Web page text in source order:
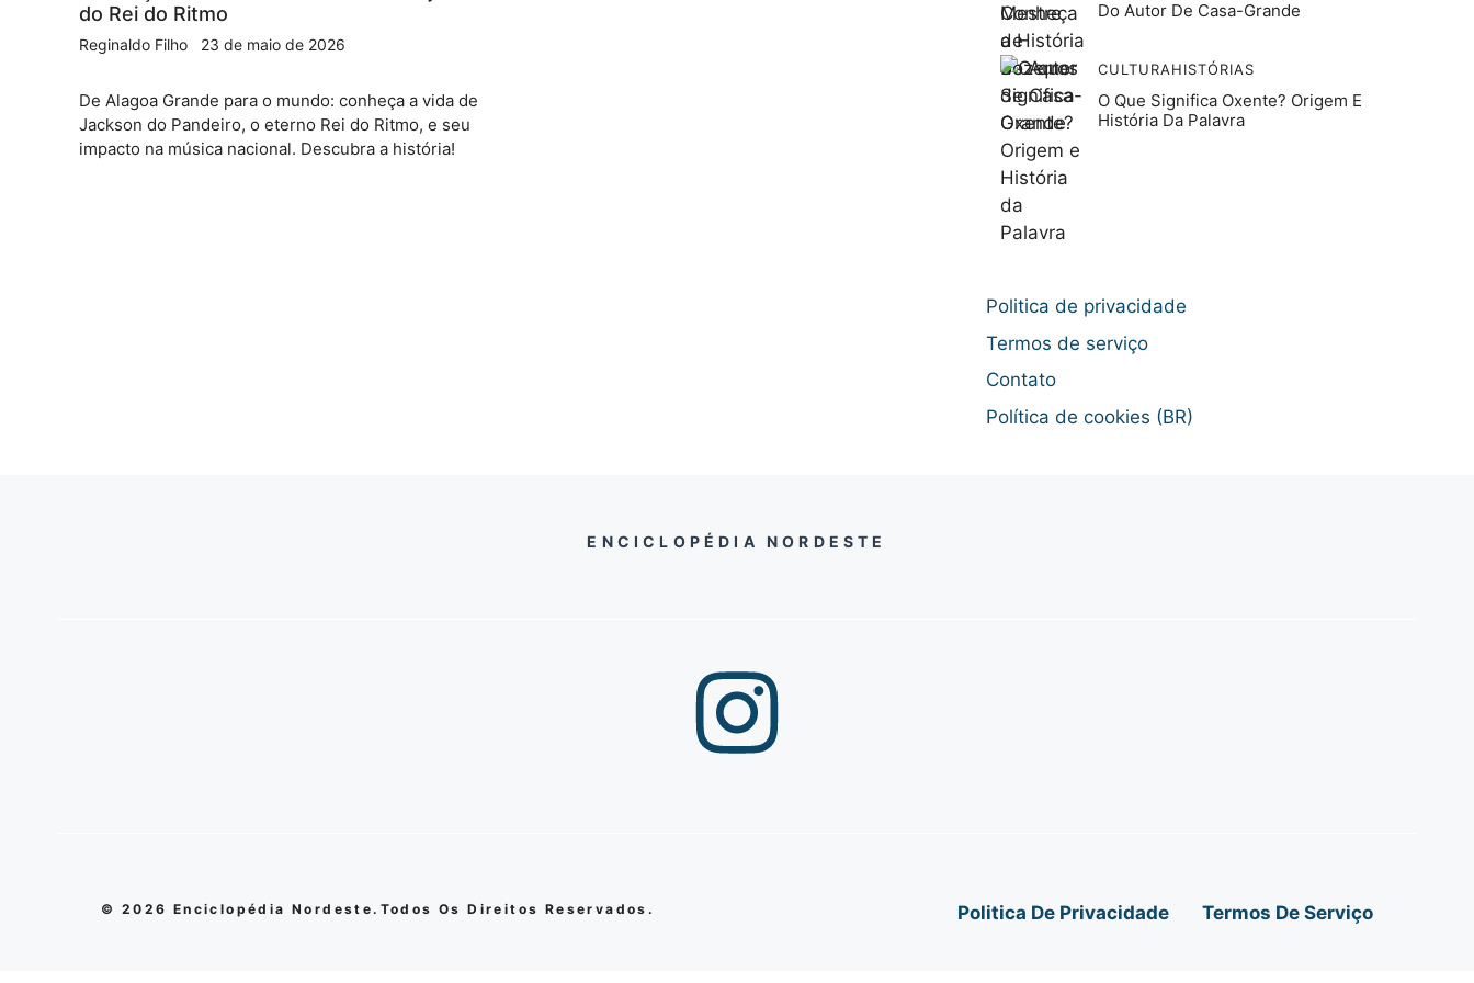
do Rei do Ritmo
Reginaldo Filho 23 de maio de 2026
De Alagoa Grande para o mundo: conheça a vida de
Jackson do Pandeiro, o eterno Rei do Ritmo, e seu
impacto na música nacional. Descubra a história!
Do Autor De Casa-Grande
CULTURAHISTÓRIAS
O Que Significa Oxente? Origem E
História Da Palavra
Politica de privacidade
Termos de serviço
Contato
Política de cookies (BR)
ENCICLOPÉDIA NORDESTE
© 2026 Enciclopédia Nordeste.Todos Os Direitos Reservados. Politica De Privacidade Termos De Serviço